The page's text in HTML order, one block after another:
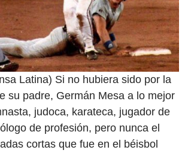
Latina) Si no hubiera sido por la
su padre, Germán Mesa a lo mejor
judoca, karateca, jugador de
de profesión, pero nunca el
cortas que fue en el béisbol